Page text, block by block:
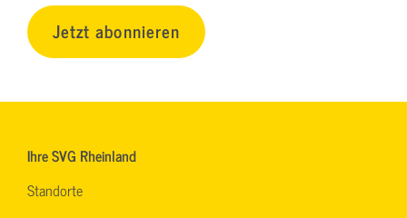
Jetzt abonnieren
Ihre SVG Rheinland
Standorte